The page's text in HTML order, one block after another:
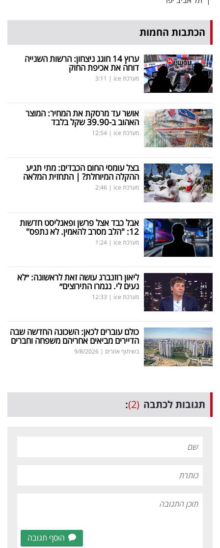
הכתבות החמות
ערוץ 14 חוגג ניצחון: הרשות השנייה
דוחה את אכיפת החוק
מערכת ice |
3:11
אושר עד מרסקת את המחיר: המוצר
האהוב ב-39.90 שקל בלבד
מערכת ice |
12:54
בצל עומסי החום הכבדים: מתי תגיע
ההקלה המיוחלת? | התחזית המלאה
מערכת ice |
2:46
אבל כבד אצל פרשן ופאנליסט חדשות
12: "הלב מסרב להאמין. לא נתפס"
מערכת ice |
1:24
ליאון רוזנברג עושה זאת לראשונה: ״לא
נעים לי. נגמרו התירוצים״
מערכת ice |
12:33
כולם עוברים לכאן: השכונה החדשה שבה
הדיירים מביאים אחריהם משפחה וחברים
בשיתוף אזורים |
9/8/2026
תגובות לכתבה (2)
:
הוסף תגובה